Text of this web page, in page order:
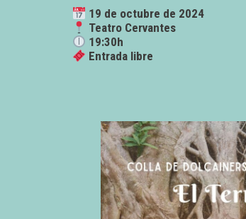
19 de octubre de 2024
Teatro Cervantes
19:30h
Entrada libre